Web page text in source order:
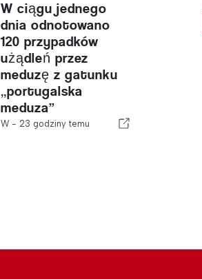
W ciągu jednego
dnia odnotowano
120 przypadków
użądleń przez
meduzę z gatunku
„portugalska
meduza”
W - 23 godziny temu